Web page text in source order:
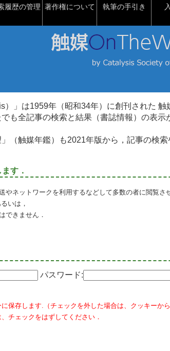
履歴の管理 著作権について 執筆の手引き
）」は1959年（昭和34年）に創刊された 触
も全記事の検索と結果（書誌情報）の表
（触媒年鑑）も2021年版から，記事の検
す．
やネットワークを利用するなどして多数の者に閲覧さ
いは，
できません．
パスワード:
保存します.（チェックを外した場合は、クッキーから
チェックをはずしてください．